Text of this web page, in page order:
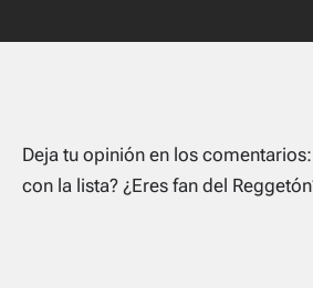
Deja tu opinión en los
con la lista? ¿Eres fan del